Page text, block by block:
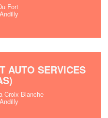
Fort
AUTO SERVICES
Croix Blanche